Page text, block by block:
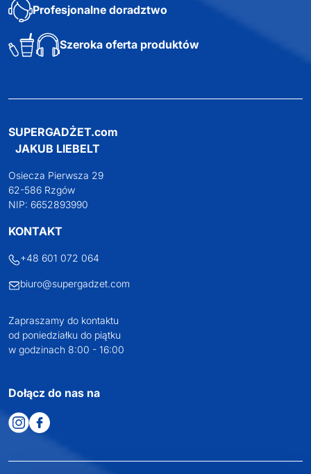
Profesjonalne doradztwo
Szeroka oferta produktów
SUPERGADŻET.com
JAKUB LIEBELT
Osiecza Pierwsza 29
62-586 Rzgów
NIP: 6652893990
KONTAKT
+48 601 072 064
biuro@supergadzet.com
Zapraszamy do kontaktu
od poniedziałku do piątku
w godzinach 8:00 - 16:00
Dołącz do nas na